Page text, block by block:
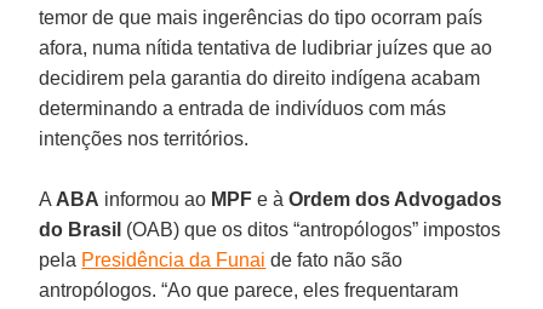
temor de que mais ingerências do tipo ocorram país
afora, numa nítida tentativa de ludibriar juízes que ao
decidirem pela garantia do direito indígena acabam
determinando a entrada de indivíduos com más
intenções nos territórios.
A ABA informou ao MPF e àOrdem dos Advogados
do Brasil (OAB) que os ditos “antropólogos” impostos
pela Presidência da Funai de fato não são
antropólogos. “Ao que parece, eles frequentaram